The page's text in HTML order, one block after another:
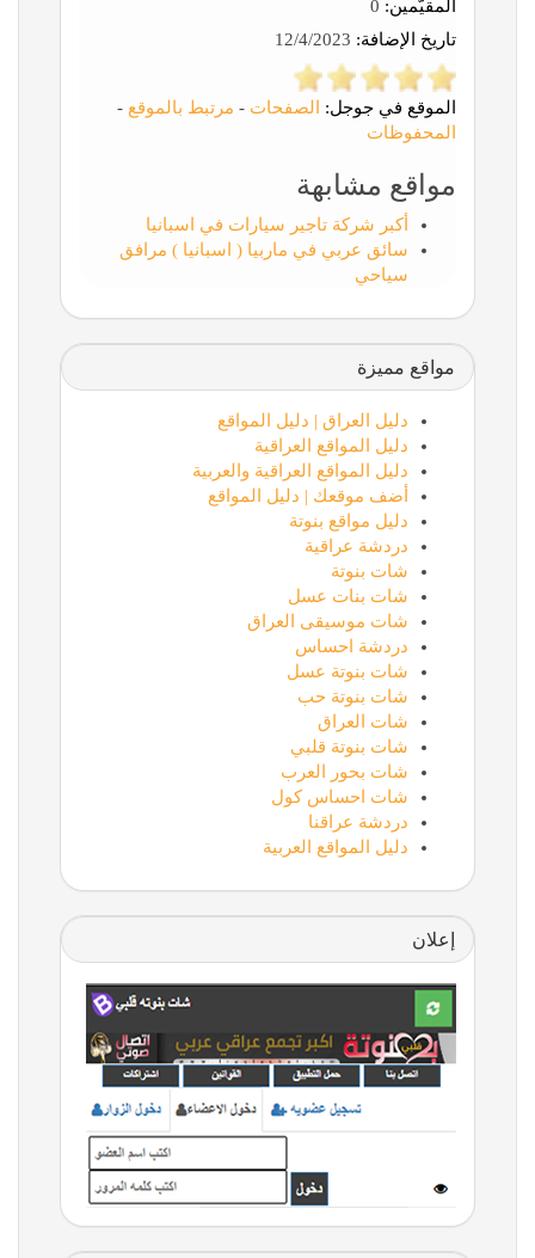
المقيّمين:
تاريخ الإضافة:
الموقع في جوجل: الصفحات - مرتبط بالموقع -
المحفوظات
مواقع مشابهة
أكبر شركة تاجير سيارات في اسبانيا
سائق عربي في ماربيا ( اسبانيا ) مرافق
سياحي
مواقع مميزة
دليل العراق | دليل المواقع
دليل المواقع العراقية
دليل المواقع العراقية والعربية
أضف موقعك | دليل المواقع
دليل مواقع بنوتة
دردشة عراقية
شات بنوتة
شات بنات عسل
شات موسيقى العراق
دردشة احساس
شات بنوتة عسل
شات بنوتة حب
شات العراق
شات بنوتة قلبي
شات بحور العرب
شات احساس كول
دردشة عراقنا
دليل المواقع العربية
إعلان